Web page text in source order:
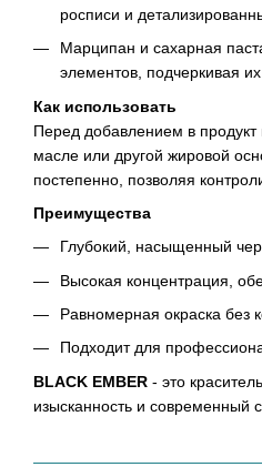
росписи и
Марципан и сахарная
элементов, подчеркивая
Как использовать
Перед добавлением в продукт
масле или другой жировой
постепенно, позволяя
Преимущества
Глубокий, насыщенный
Высокая концентрация,
Равномерная окраска без
Подходит для
BLACK EMBER - это
изысканность и современный